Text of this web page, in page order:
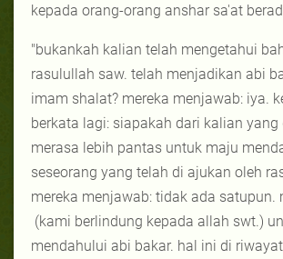
kepada orang-orang anshar sa'at
"bukankah kalian telah mengetahui
rasulullah saw. telah menjadikan abi
imam shalat? mereka menjawab: iya.
berkata lagi: siapakah dari kalian yang
merasa lebih pantas untuk maju
seseorang yang telah di ajukan oleh
mereka menjawab: tidak ada satupun.
(kami berlindung kepada allah swt.)
mendahului abi bakar. hal ini di